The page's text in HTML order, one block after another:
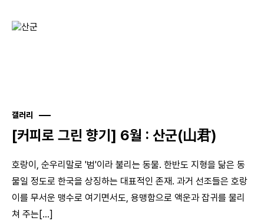
갤러리
[커피로 그린 향기] 6월 : 산군(山君)
호랑이, 순우리말로 '범'이라 불리는 동물. 한반도 지형을 닮은 동
물일 정도로 한국을 상징하는 대표적인 존재. 과거 선조들은 호랑
이를 무서운 맹수로 여기면서도, 용맹함으로 액운과 잡귀를 물리
쳐 주는[...]